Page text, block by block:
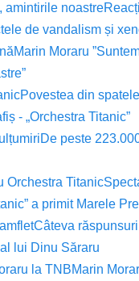
amintirile noastre
de vandalism și
Marin Moraru
Povestea din
- „Orchestra Titanic”
De peste
Orchestra Titanic
a primit Marele
Câteva
lui Dinu Săraru
la TNBMarin